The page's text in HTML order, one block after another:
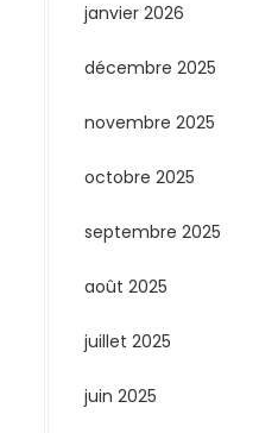
janvier 2026
décembre 2025
novembre 2025
octobre 2025
septembre 2025
août 2025
juillet 2025
juin 2025